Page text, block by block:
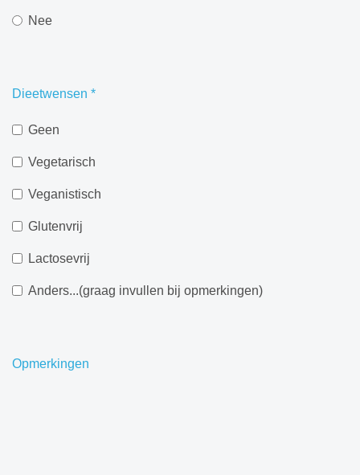
Nee
Dieetwensen *
Geen
Vegetarisch
Veganistisch
Glutenvrij
Lactosevrij
Anders...(graag invullen bij opmerkingen)
Opmerkingen